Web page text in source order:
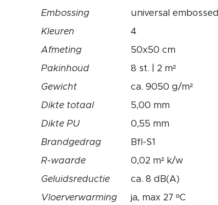
Embossing
universal embossed
Kleuren
4
Afmeting
50x50 cm
Pakinhoud
8 st. | 2 m²
Gewicht
ca. 9050 g/m²
Dikte totaal
5,00 mm
Dikte PU
0,55 mm
Brandgedrag
Bfl-S1
R-waarde
0,02 m² k/w
Geluidsreductie
ca. 8 dB(A)
Vloerverwarming
ja, max 27 ºC